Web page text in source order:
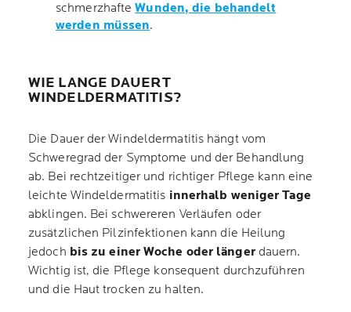
schmerzhafteWunden, die behandelt
werden müssen.
WIE LANGE DAUERT
WINDELDERMATITIS?
Die Dauer der Windeldermatitis hängt vom
Schweregrad der Symptome und der Behandlung
ab. Bei rechtzeitiger und richtiger Pflege kann eine
leichte Windeldermatitis innerhalb weniger Tage
abklingen. Bei schwereren Verläufen oder
zusätzlichen Pilzinfektionen kann die Heilung
jedoch bis zu einer Woche oder längerdauern.
Wichtig ist, die Pflege konsequent durchzuführen
und die Haut trocken zu halten.